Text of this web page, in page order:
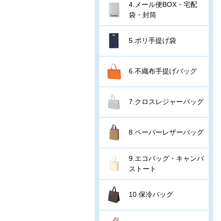
4.メール便BOX・宅配
袋・封筒
5.ポリ手提げ袋
6.不織布手提げバッグ
7.クロスレジャーバッグ
8.ペーパーレザーバッグ
9.エコバッグ・キャンバ
ストート
10.保冷バッグ